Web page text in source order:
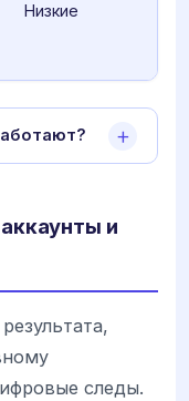
Низкие
и
следы.